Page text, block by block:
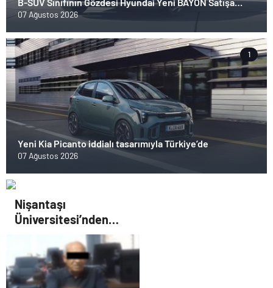
Sunuldu.
07 Ağustos 2026
1
Yeni Kia Picanto iddialı tasarımıyla Türkiye’de
07 Ağustos 2026
Nişantaşı
Üniversitesi’nden
2026 YKS Adaylarına
Çifte Güvence: Sabit
Ücret ve Kesintisiz
Burs